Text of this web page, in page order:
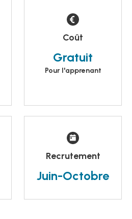
Coût
Gratuit
Pour l'apprenant
Recrutement
Juin-Octobre